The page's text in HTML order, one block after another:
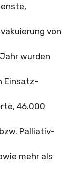
von
wurden
Einsatz-
46.000
Palliativ-
mehr als